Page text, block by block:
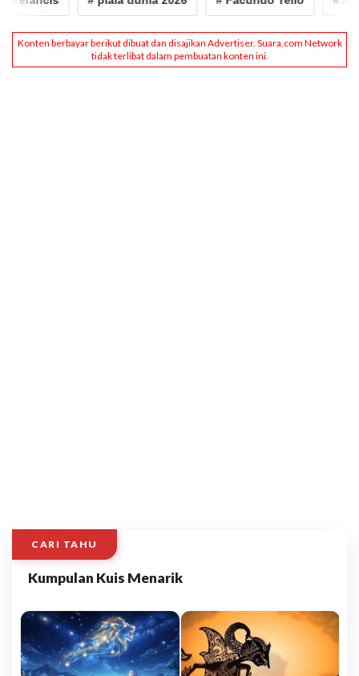
CARI TAHU
Kumpulan Kuis Menarik